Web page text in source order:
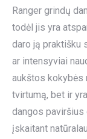
Ranger grindų
todėl jis yra
daro ją praktišku
ar intensyviai
aukštos kokybės
tvirtumą, bet ir
dangos
įskaitant